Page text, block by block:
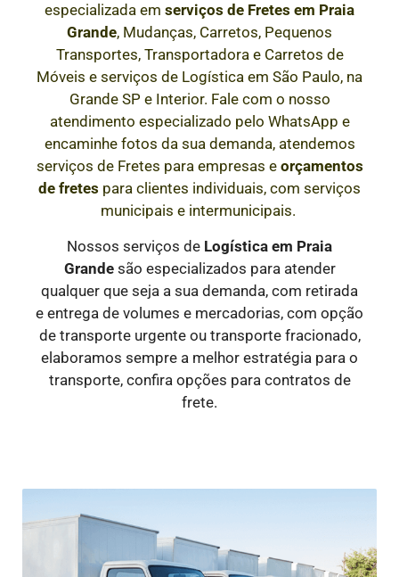
especializada em serviços de Fretes em Praia
Grande, Mudanças, Carretos, Pequenos
Transportes, Transportadora e Carretos de
Móveis e serviços de Logística em São Paulo, na
Grande SP e Interior. Fale com o nosso
atendimento especializado pelo WhatsApp e
encaminhe fotos da sua demanda, atendemos
serviços de Fretes para empresas e orçamentos
de fretes para clientes individuais, com serviços
municipais e intermunicipais.
Nossos serviços de Logística em Praia
Grandesão especializados para atender
qualquer que seja a sua demanda, com retirada
e entrega de volumes e mercadorias, com opção
de transporte urgente ou transporte fracionado,
elaboramos sempre a melhor estratégia para o
transporte, confira opções para contratos de
frete.